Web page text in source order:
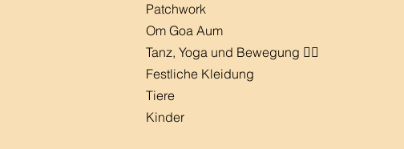
Patchwork
Om Goa Aum
Tanz, Yoga und Bewegung 🧘‍♀️
Festliche Kleidung
Tiere
Kinder